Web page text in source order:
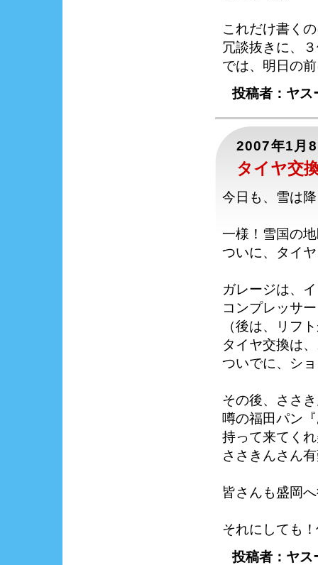
これだけ書く
冗談抜きに、
では、明日の
投稿者：ヤ
2007年1月
タイヤ交
今日も、雪は
一様！雪国の
ついに、タイ
ガレージは、
コンプレッサ
（後は、リフ
タイヤ交換は
ついでに、シ
その後、ささ
噂の福田パン
持って来てく
ささきんさん
皆さんも盛岡
それにしても
投稿者：ヤ